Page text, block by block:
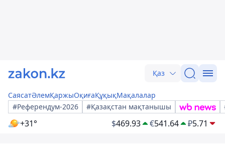
Қаз
СаясатӘлемҚаржыОқиғаҚұқықМақалалар
#Референдум-2026
#Қазақстан мақтанышы
+31° $469.93 €541.64 ₽5.71